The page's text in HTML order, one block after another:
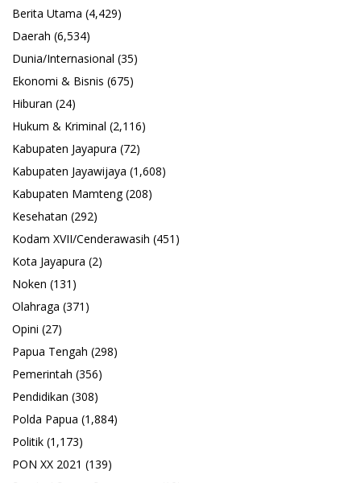
Berita Utama (4,429)
Daerah (6,534)
Dunia/Internasional (35)
Ekonomi & Bisnis (675)
Hiburan (24)
Hukum & Kriminal (2,116)
Kabupaten Jayapura (72)
Kabupaten Jayawijaya (1,608)
Kabupaten Mamteng(208)
Kesehatan (292)
Kodam XVII/Cenderawasih (451)
Kota Jayapura (2)
Noken (131)
Olahraga (371)
Opini (27)
Papua Tengah (298)
Pemerintah (356)
Pendidikan (308)
Polda Papua (1,884)
Politik (1,173)
PON XX 2021 (139)